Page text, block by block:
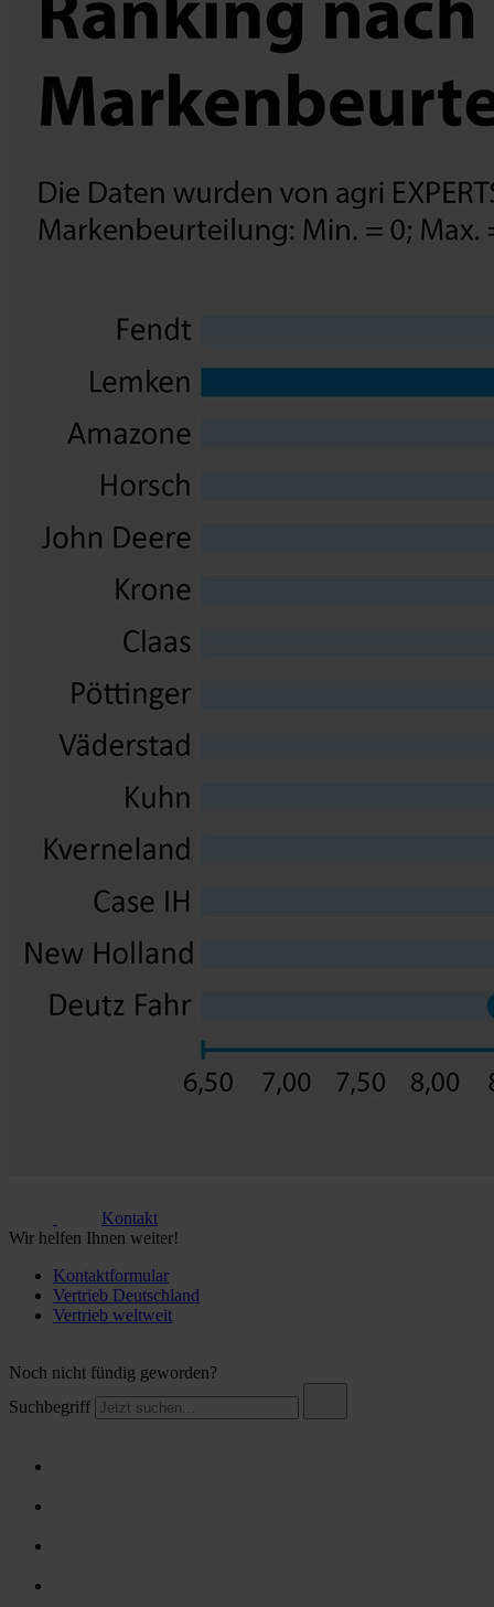
Kontakt
Wir helfen Ihnen weiter!
Kontaktformular
Vertrieb Deutschland
Vertrieb weltweit
Noch nicht fündig geworden?
Suchbegriff